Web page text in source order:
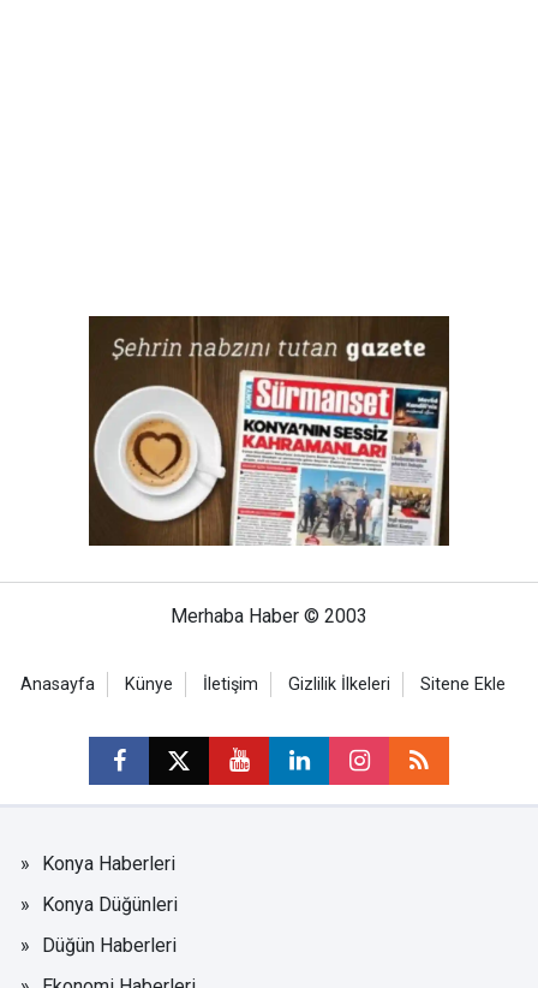
Merhaba Haber © 2003
Anasayfa Künye İletişim Gizlilik İlkeleri Sitene Ekle
Konya Haberleri
Konya Düğünleri
Düğün Haberleri